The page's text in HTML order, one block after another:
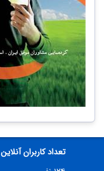
تعداد کاربران آنلاین